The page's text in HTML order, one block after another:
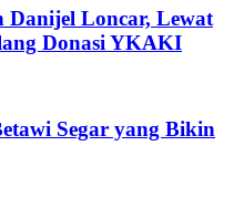
Danijel Loncar, Lewat
Donasi YKAKI
Segar yang Bikin